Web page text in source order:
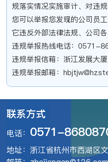
规落实情况实施审计、对违规
您可以举报您发现的公司员
它违反外部法律法规、公司
违规举报热线电话：0571-
违规举报信箱：浙江发展大
违规举报邮箱：
联系方式
电话： 0571-
地址：浙江省杭州市西湖区